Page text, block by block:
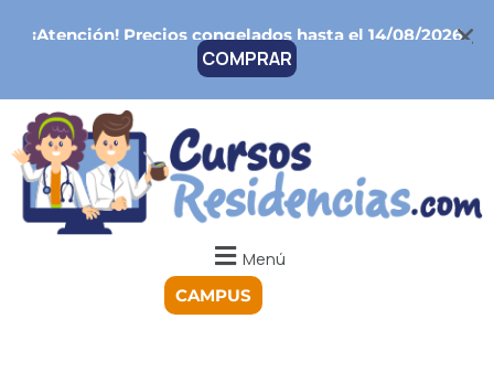
¡Atención!Precios congelados hasta el 14/08/2026
COMPRAR
Menú
CAMPUS